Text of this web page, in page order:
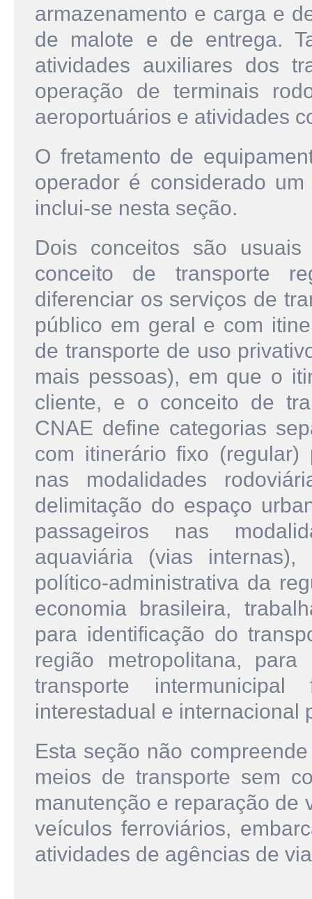
armazenamento e carga e
de malote e de entrega.
atividades auxiliares dos
operação de terminais
aeroportuários e atividades
O fretamento de
operador é considerado
inclui-se nesta seção.
Dois conceitos são
conceito de transporte
diferenciar os serviços de
público em geral e com
de transporte de uso
mais pessoas), em que o
cliente, e o conceito de
CNAE define categorias
com itinerário fixo
nas modalidades
delimitação do espaço
passageiros nas
aquaviária (vias
político-administrativa da
economia brasileira,
para identificação do
região metropolitana,
transporte
interestadual e internacional
Esta seção não
meios de transporte sem
manutenção e reparação de
veículos ferroviários,
atividades de agências de